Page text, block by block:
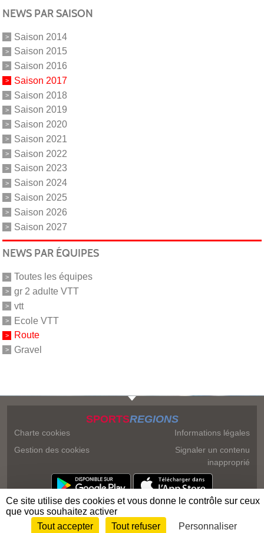
NEWS PAR SAISON
Saison 2014
Saison 2015
Saison 2016
Saison 2017
Saison 2018
Saison 2019
Saison 2020
Saison 2021
Saison 2022
Saison 2023
Saison 2024
Saison 2025
Saison 2026
Saison 2027
NEWS PAR ÉQUIPES
Toutes les équipes
gr 2 adulte VTT
vtt
Ecole VTT
Route
Gravel
SPORTSREGIONS
Charte cookies
Gestion des cookies
Informations légales
Signaler un contenu
inapproprié
Envie de participer ? Connexion
Ce site utilise des cookies et vous donne le contrôle sur ceux
que vous souhaitez activer
Tout accepter
Tout refuser Personnaliser